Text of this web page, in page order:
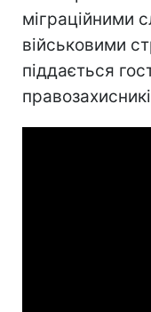
міграційними
військовими
піддається